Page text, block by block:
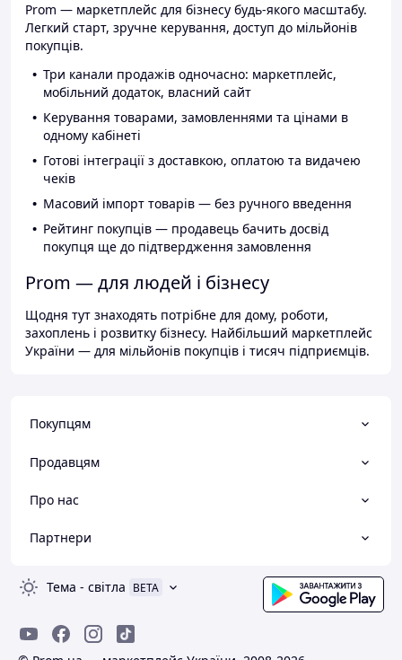
Prom — маркетплейс для бізнесу будь-якого масштабу.
Легкий старт, зручне керування, доступ до мільйонів
покупців.
Три канали продажів одночасно: маркетплейс,
мобільний додаток, власний сайт
Керування товарами, замовленнями та цінами в
одному кабінеті
Готові інтеграції з доставкою, оплатою та видачею
чеків
Масовий імпорт товарів — без ручного введення
Рейтинг покупців — продавець бачить досвід
покупця ще до підтвердження замовлення
Prom — для людей і бізнесу
Щодня тут знаходять потрібне для дому, роботи,
захоплень і розвитку бізнесу. Найбільший маркетплейс
України — для мільйонів покупців і тисяч підприємців.
Покупцям
Продавцям
Про нас
Партнери
Тема - світла BETA